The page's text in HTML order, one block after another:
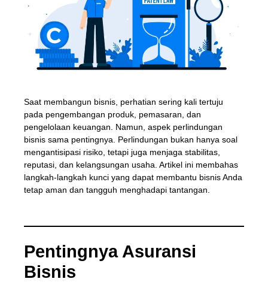
Saat membangun bisnis, perhatian sering kali tertuju
pada pengembangan produk, pemasaran, dan
pengelolaan keuangan. Namun, aspek perlindungan
bisnis sama pentingnya. Perlindungan bukan hanya soal
mengantisipasi risiko, tetapi juga menjaga stabilitas,
reputasi, dan kelangsungan usaha. Artikel ini membahas
langkah-langkah kunci yang dapat membantu bisnis Anda
tetap aman dan tangguh menghadapi tantangan.
Pentingnya Asuransi
Bisnis